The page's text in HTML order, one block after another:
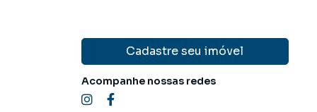
Cadastre seu imóvel
Acompanhe nossas redes